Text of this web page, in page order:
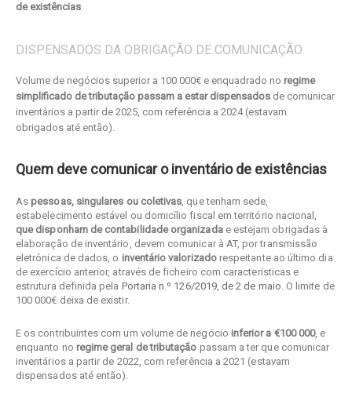
de existências.
DISPENSADOS DA OBRIGAÇÃO DE COMUNICAÇÃO
Volume de negócios superior a 100 000€ e enquadrado no regime
simplificado de tributação passam a estar dispensados de comunicar
inventários a partir de 2025, com referência a 2024 (estavam
obrigados até então).
Quem deve comunicar o inventário de existências
Aspessoas, singulares ou coletivas, que tenham sede,
estabelecimento estável ou domicílio fiscal em território nacional,
que disponham de contabilidade organizadae estejam obrigadas à
elaboração de inventário, devem comunicar à AT, por transmissão
eletrónica de dados, o inventário valorizadorespeitante ao último dia
de exercício anterior, através de ficheiro com características e
estrutura definida pela Portaria n.º 126/2019, de 2 de maio. O limite de
100 000€ deixa de existir.
E os contribuintes com um volume de negócio inferior a €100 000, e
enquanto no regime geral de tributação passam a ter que comunicar
inventários a partir de 2022, com referência a 2021 (estavam
dispensados até então).